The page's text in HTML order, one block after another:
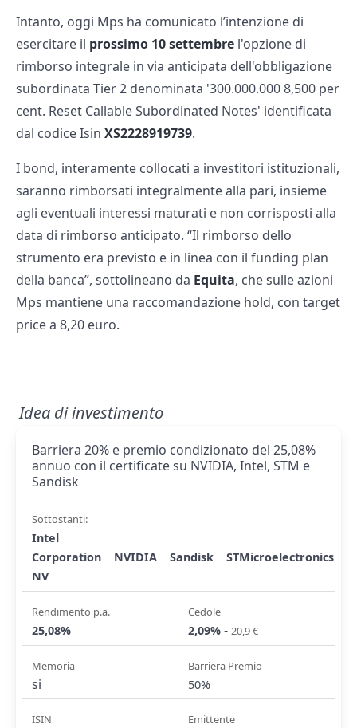
Intanto, oggi Mps ha comunicato l’intenzione di
esercitare il prossimo 10 settembre l'opzione di
rimborso integrale in via anticipata dell'obbligazione
subordinata Tier 2 denominata '300.000.000 8,500 per
cent. Reset Callable Subordinated Notes' identificata
dal codice Isin XS2228919739.
I bond, interamente collocati a investitori istituzionali,
saranno rimborsati integralmente alla pari, insieme
agli eventuali interessi maturati e non corrisposti alla
data di rimborso anticipato. “Il rimborso dello
strumento era previsto e in linea con il funding plan
della banca”, sottolineano da Equita, che sulle azioni
Mps mantiene una raccomandazione hold, con target
price a 8,20 euro.
Idea di investimento
Barriera 20% e premio condizionato del 25,08%
annuo con il certificate su NVIDIA, Intel, STM e
Sandisk
Sottostanti:
Intel
Corporation
NVIDIA Sandisk
STMicroelectronics
NV
Rendimento p.a.
25,08%
Cedole
2,09% - 20,9 €
Memoria
si
Barriera Premio
50%
ISIN Emittente